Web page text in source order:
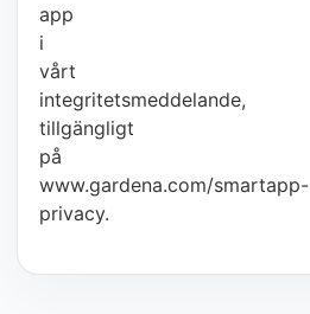
app
i
vårt
integritetsmeddelande,
tillgängligt
på
www.gardena.com/smartapp-
privacy.